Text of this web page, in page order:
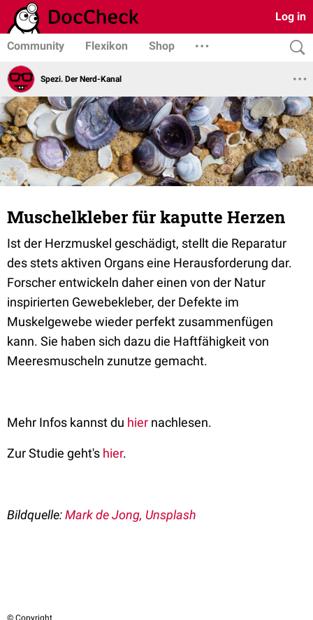
Log in
Community Flexikon Shop
Spezi. Der Nerd-Kanal
Muschelkleber für kaputte Herzen
Ist der Herzmuskel geschädigt, stellt die Reparatur
des stets aktiven Organs eine Herausforderung dar.
Forscher entwickeln daher einen von der Natur
inspirierten Gewebekleber, der Defekte im
Muskelgewebe wieder perfekt zusammenfügen
kann. Sie haben sich dazu die Haftfähigkeit von
Meeresmuscheln zunutze gemacht.
Mehr Infos kannst du hier nachlesen.
Zur Studie geht's hier.
Bildquelle:Mark de Jong, Unsplash
© Copyright